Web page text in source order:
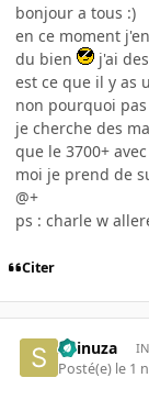
bonjour a tous :)
en ce moment
du bien
j'ai
est ce que il y as
non pourquoi
je cherche des
que le 3700+
moi je prend de
@+
ps : charle w
Citer
Shinuza
Posté(e) le 1